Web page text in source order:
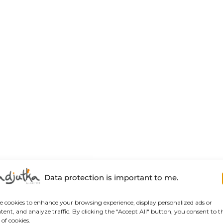
Data protection is important to me.
cookies to enhance your browsing experience, display personalized ads or
and analyze traffic. By clicking the "Accept All" button, you consent to
of cookies.